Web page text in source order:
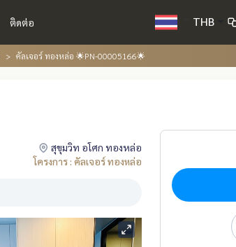
ติดต่อ THB
คัลเจอร์ ทองหล่อ 🌟PN-00005166🌟
สุขุมวิท อโศก ทองหล่อ
โครงการ : คัลเจอร์ ทองหล่อ